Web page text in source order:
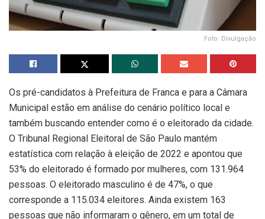
Foto: Divulgação
Os pré-candidatos à Prefeitura de Franca e para a Câmara
Municipal estão em análise do cenário político local e
também buscando entender como é o eleitorado da cidade.
O Tribunal Regional Eleitoral de São Paulo mantém
estatística com relação à eleição de 2022 e apontou que
53% do eleitorado é formado por mulheres, com 131.964
pessoas. O eleitorado masculino é de 47%, o que
corresponde a 115.034 eleitores. Ainda existem 163
pessoas que não informaram o gênero, em um total de